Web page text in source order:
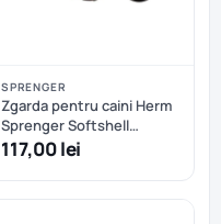
SPRENGER
Zgarda pentru caini Herm
Sprenger Softshell
reglabila - S/M - Oranj
117,00 lei